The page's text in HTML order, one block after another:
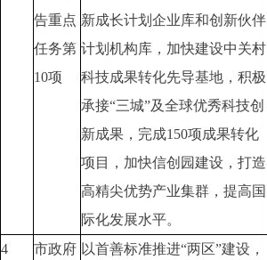
告重点
任务第
10项
新成长计划企业库和创新伙伴
计划机构库，加快建设中关村
科技成果转化先导基地，积极
承接“三城”及全球优秀科技创
新成果，完成150项成果转化
项目，加快信创园建设，打造
高精尖优势产业集群，提高国
际化发展水平。
4
市政府 以首善标准推进“两区”建设，